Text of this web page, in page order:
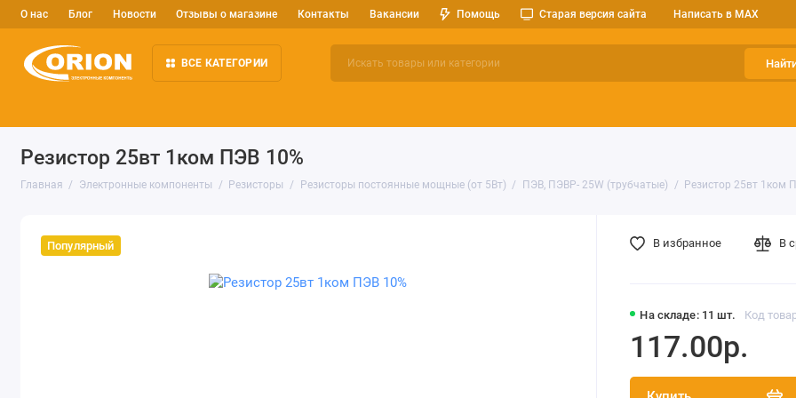
О нас Блог Новости Отзывы о магазине Контакты Вакансии Помощь Старая версия сайта Написать в MAX
ВСЕ КАТЕГОРИИ
Резистор 25вт 1ком ПЭВ 10%
Главная Электронные компоненты Резисторы Резисторы постоянные мощные (от 5Вт) ПЭВ, ПЭВР- 25W (трубчатые) Резистор 25вт 1ком
Популярный
На складе: 11 шт. Код
117.00р.
В избранное В